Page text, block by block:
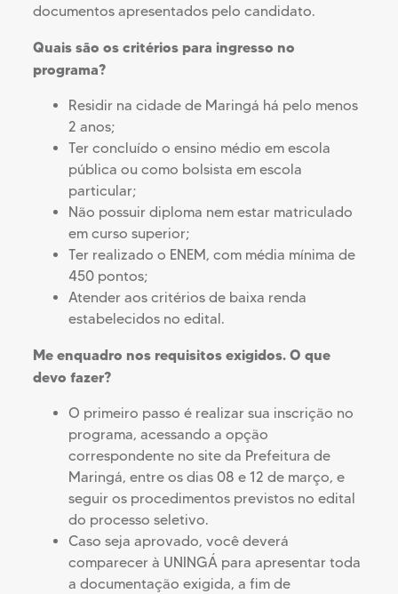
documentos apresentados pelo candidato.
Quais são os critérios para ingresso no
programa?
Residir na cidade de Maringá há pelo menos
2 anos;
Ter concluído o ensino médio em escola
pública ou como bolsista em escola
particular;
Não possuir diploma nem estar matriculado
em curso superior;
Ter realizado o ENEM, com média mínima de
450 pontos;
Atender aos critérios de baixa renda
estabelecidos no edital.
Me enquadro nos requisitos exigidos. O que
devo fazer?
O primeiro passo é realizar sua inscrição no
programa, acessando a opção
correspondente no site da Prefeitura de
Maringá, entre os dias 08 e 12 de março, e
seguir os procedimentos previstos no edital
do processo seletivo.
Caso seja aprovado, você deverá
comparecer à UNINGÁ para apresentar toda
a documentação exigida, a fim de